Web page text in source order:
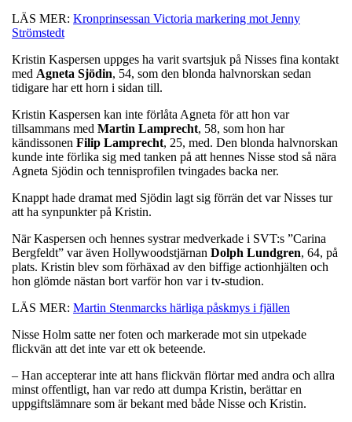
LÄS MER: Kronprinsessan Victoria markering mot Jenny
Strömstedt
Kristin Kaspersen uppges ha varit svartsjuk på Nisses fina kontakt
med Agneta Sjödin, 54, som den blonda halvnorskan sedan
tidigare har ett horn i sidan till.
Kristin Kaspersen kan inte förlåta Agneta för att hon var
tillsammans med Martin Lamprecht, 58, som hon har
kändissonen Filip Lamprecht, 25, med. Den blonda halvnorskan
kunde inte förlika sig med tanken på att hennes Nisse stod så nära
Agneta Sjödin och tennisprofilen tvingades backa ner.
Knappt hade dramat med Sjödin lagt sig förrän det var Nisses tur
att ha synpunkter på Kristin.
När Kaspersen och hennes systrar medverkade i SVT:s ”Carina
Bergfeldt” var även Hollywoodstjärnan Dolph Lundgren, 64, på
plats. Kristin blev som förhäxad av den biffige actionhjälten och
hon glömde nästan bort varför hon var i tv-studion.
LÄS MER: Martin Stenmarcks härliga påskmys i fjällen
Nisse Holm satte ner foten och markerade mot sin utpekade
flickvän att det inte var ett ok beteende.
– Han accepterar inte att hans flickvän flörtar med andra och allra
minst offentligt, han var redo att dumpa Kristin, berättar en
uppgiftslämnare som är bekant med både Nisse och Kristin.